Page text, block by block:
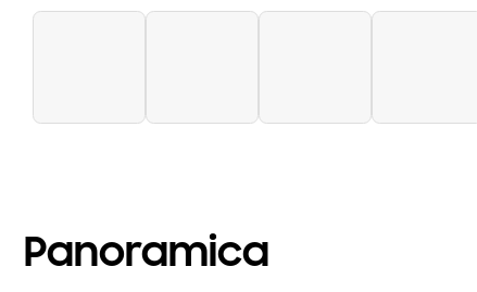
Panoramica